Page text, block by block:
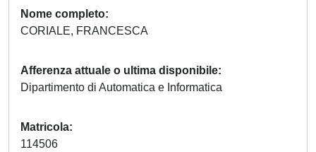
Nome completo
CORIALE, FRANCESCA
Afferenza attuale o ultima disponibile
Dipartimento di Automatica e Informatica
Matricola
114506